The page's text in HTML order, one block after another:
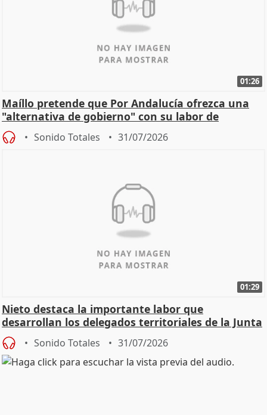
01:26
Maíllo pretende que Por Andalucía ofrezca una
"alternativa de gobierno" con su labor de
oposición
Sonido Totales 31/07/2026
01:29
Nieto destaca la importante labor que
desarrollan los delegados territoriales de la Junta
Sonido Totales 31/07/2026